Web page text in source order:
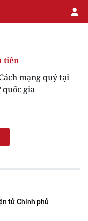
tiên
mạng quý tại
quốc gia
tử Chính phủ